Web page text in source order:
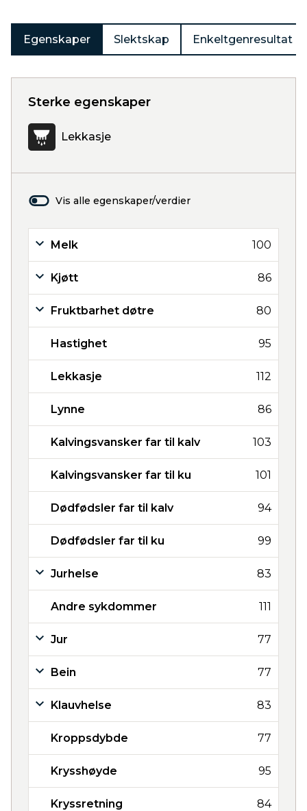
Egenskaper Slektskap Enkeltgenresultat
Sterke egenskaper
Lekkasje
Vis alle egenskaper/verdier
Melk 100
Kjøtt 86
Fruktbarhet døtre 80
Hastighet 95
Lekkasje 112
Lynne 86
Kalvingsvansker far til kalv 103
Kalvingsvansker far til ku 101
Dødfødsler far til kalv 94
Dødfødsler far til ku 99
Jurhelse 83
Andre sykdommer 111
Jur 77
Bein 77
Klauvhelse 83
Kroppsdybde 77
Krysshøyde 95
Kryssretning 84